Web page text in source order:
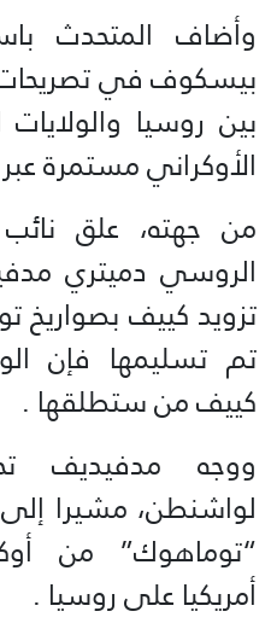
وأضاف المتحدث
بيسكوف في تصريحات
بين روسيا
الأوكراني مستمرة
من جهته، علق
الروسي دميتري
تزويد كييف بصواريخ
تم تسليمها فإن
كييف من ستطلقها .
ووجه مدفيديف
لواشنطن، مشيرا
“توماهوك” من
أمريكيا على روسيا .